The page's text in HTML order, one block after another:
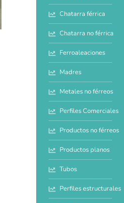
Chatarra férrica
Chatarra no férrica
Ferroaleaciones
Madres
Metales no férreos
Perfiles Comerciales
Productos no férreos
Productos planos
Tubos
Perfiles estructurales